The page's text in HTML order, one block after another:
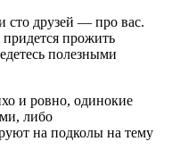
сто друзей — про вас.
прожить
полезными
и ровно, одинокие
либо
на подколы на тему